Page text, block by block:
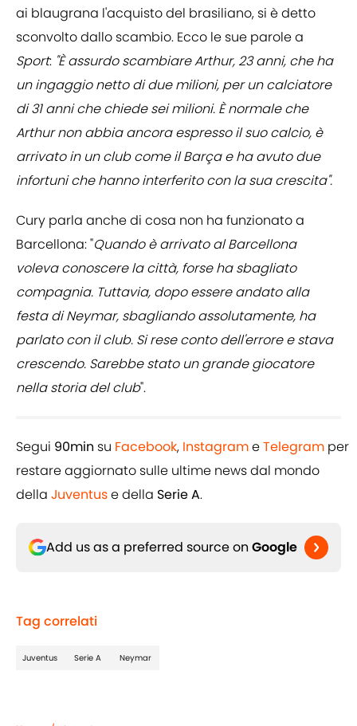
ai blaugrana l'acquisto del brasiliano, si è detto
sconvolto dallo scambio. Ecco le sue parole a
Sport: "È assurdo scambiare Arthur, 23 anni, che ha
un ingaggio netto di due milioni, per un calciatore
di 31 anni che chiede sei milioni. È normale che
Arthur non abbia ancora espresso il suo calcio, è
arrivato in un club come il Barça e ha avuto due
infortuni che hanno interferito con la sua crescita".
Cury parla anche di cosa non ha funzionato a
Barcellona: "Quando è arrivato al Barcellona
voleva conoscere la città, forse ha sbagliato
compagnia. Tuttavia, dopo essere andato alla
festa di Neymar, sbagliando assolutamente, ha
parlato con il club. Si rese conto dell'errore e stava
crescendo. Sarebbe stato un grande giocatore
nella storia del club".
Segui 90min su Facebook, InstagrameTelegram per
restare aggiornato sulle ultime news dal mondo
della Juventuse della Serie A.
Add us as a preferred source on Google
Tag correlati
Juventus Serie A Neymar